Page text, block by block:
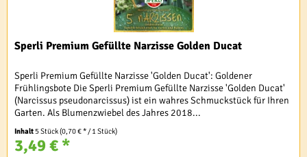
Sperli Premium Gefüllte Narzisse Golden Ducat
Sperli Premium Gefüllte Narzisse 'Golden Ducat': Goldener
Frühlingsbote Die Sperli Premium Gefüllte Narzisse 'Golden Ducat'
(Narcissus pseudonarcissus) ist ein wahres Schmuckstück für Ihren
Garten. Als Blumenzwiebel des Jahres 2018...
Inhalt 5 Stück(0,70 € * / 1 Stück)
3,49 € *